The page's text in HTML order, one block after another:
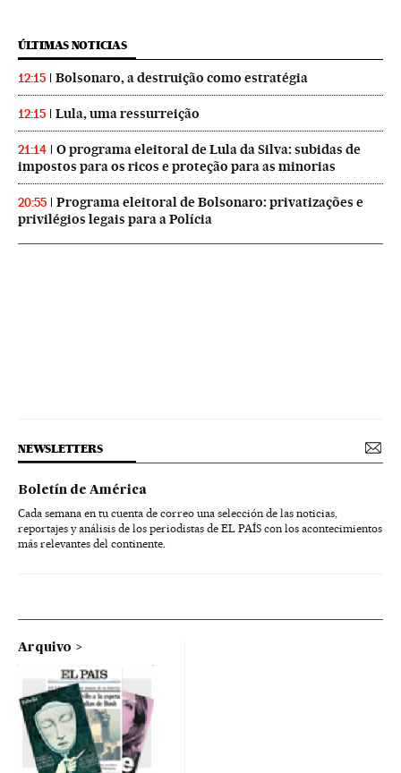
ÚLTIMAS NOTICIAS
12:15 Bolsonaro, a destruição como estratégia
12:15 Lula, uma ressurreição
21:14
O programa eleitoral de Lula da Silva: subidas de
impostos para os ricos e proteção para as minorias
20:55
Programa eleitoral de Bolsonaro: privatizações e
privilégios legais para a Polícia
NEWSLETTERS
Boletín de América
Cada semana en tu cuenta de correo una selección de las noticias,
reportajes y análisis de los periodistas de EL PAÍS con los acontecimientos
más relevantes del continente.
Arquivo